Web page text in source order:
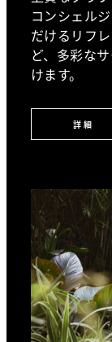
コンシェル
だけるリフ
ど、多彩な
けます。
詳細